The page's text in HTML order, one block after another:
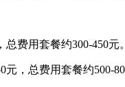
费用套餐约300-450元。
，总费用套餐约500-